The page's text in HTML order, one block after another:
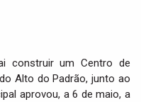
construir um Centro de
Alto do Padrão, junto ao
aprovou, a 6 de maio, a